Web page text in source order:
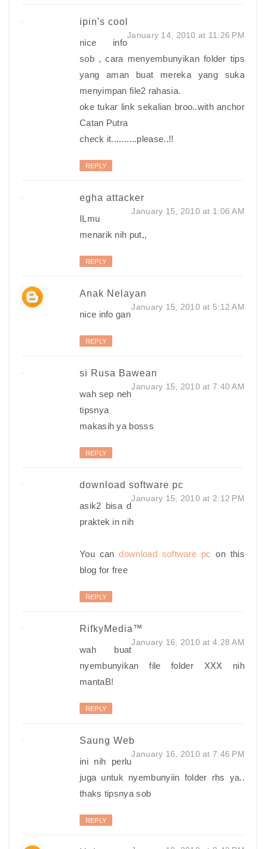
ipin's cool
January 14, 2010 at 11:26 PM
nice info
sob , cara menyembunyikan folder tips
yang aman buat mereka yang suka
menyimpan file2 rahasia.
oke tukar link sekalian broo..with anchor
Catan Putra
check it..........please..!!
REPLY
egha attacker
January 15, 2010 at 1:06 AM
ILmu
menarik nih put,,
REPLY
Anak Nelayan
January 15, 2010 at 5:12 AM
nice info gan
REPLY
si Rusa Bawean
January 15, 2010 at 7:40 AM
wah sep neh
tipsnya
makasih ya bosss
REPLY
download software pc
January 15, 2010 at 2:12 PM
asik2 bisa d
praktek in nih
You candownload software pc on this
blog for free
REPLY
RifkyMedia™
January 16, 2010 at 4:28 AM
wah buat
nyembunyikan file folder XXX nih
mantaB!
REPLY
Saung Web
January 16, 2010 at 7:46 PM
ini nih perlu
juga untuk nyembunyiin folder rhs ya..
thaks tipsnya sob
REPLY